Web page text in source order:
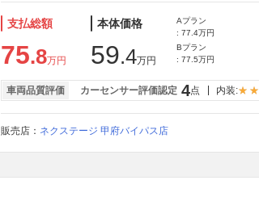
支払総額
75.8万円
本体価格
59.4万円
Aプラン
: 77.4万円
Bプラン
: 77.5万円
車両品質評価 カーセンサー評価認定 4点 内装:
販売店： ネクステージ 甲府バイパス店